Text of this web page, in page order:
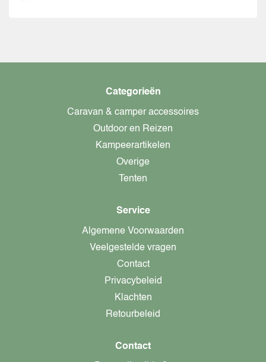
Categorieën
Caravan & camper accessoires
Outdoor en Reizen
Kampeerartikelen
Overige
Tenten
Service
Algemene Voorwaarden
Veelgestelde vragen
Contact
Privacybeleid
Klachten
Retourbeleid
Contact